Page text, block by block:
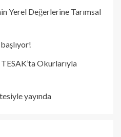
Yerel Değerlerine Tarımsal
Okurlarıyla
yayında